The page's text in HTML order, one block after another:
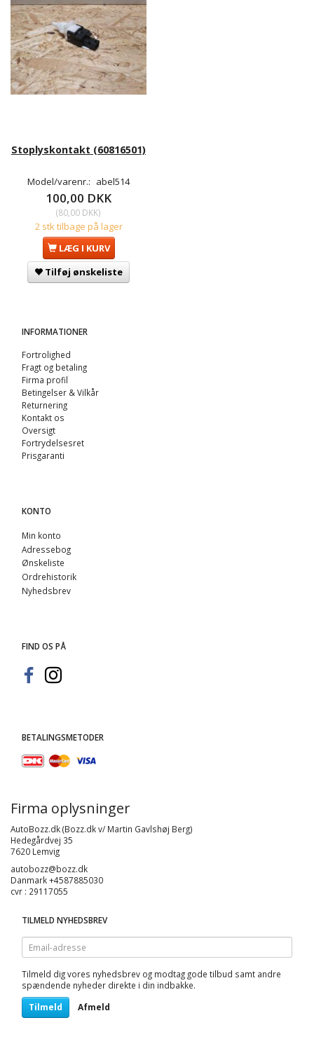
Stoplyskontakt (60816501)
Model/varenr.: abel514
100,00 DKK
(80,00 DKK)
2 stk tilbage på lager
LÆG I KURV
Tilføj ønskeliste
INFORMATIONER
Fortrolighed
Fragt og betaling
Firma profil
Betingelser & Vilkår
Returnering
Kontakt os
Oversigt
Fortrydelsesret
Prisgaranti
KONTO
Min konto
Adressebog
Ønskeliste
Ordrehistorik
Nyhedsbrev
FIND OS PÅ
BETALINGSMETODER
Firma oplysninger
AutoBozz.dk (Bozz.dk v/ Martin Gavlshøj Berg)
Hedegårdvej 35
7620 Lemvig
autobozz@bozz.dk
Danmark +4587885030
cvr : 29117055
TILMELD NYHEDSBREV
Email-
adresse
Tilmeld dig vores nyhedsbrev og modtag gode tilbud samt andre
spændende nyheder direkte i din indbakke.
Tilmeld Afmeld